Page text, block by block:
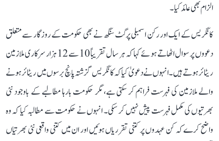
الزام بھی عائد کیا۔
کانگریس کے ایک اور رکن اسمبلی پرگٹ سنگھ نے بھی حکومت کے روزگار سے متعلق
دعووں پر سوال اٹھاتے ہوئے کہا کہ ہر سال تقریباً 10 سے 12 ہزار سرکاری ملازمین
ریٹائر ہوتے ہیں۔ انہوں نے دعویٰ کیا کہ کانگریس گزشتہ پانچ برسوں میں ریٹائر ہونے
والے ملازمین کی فہرست فراہم کر سکتی ہے، مگر حکومت بارہا مطالبے کے باوجود نئی
بھرتیوں کی مکمل فہرست پیش نہیں کر سکی۔ انہوں نے حکومت سے مطالبہ کیا کہ وہ
واضح کرے کہ کن عہدوں پر کتنی تقرریاں ہوئیں اور ان میں کتنی واقعی نئی بھرتیاں